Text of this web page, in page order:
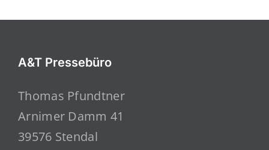
A&T Pressebüro
Thomas Pfundtner
Arnimer Damm 41
39576 Stendal